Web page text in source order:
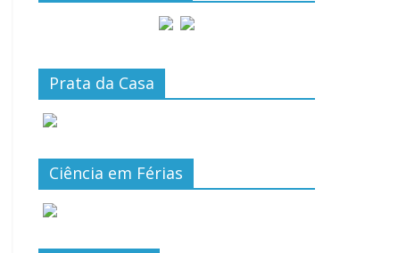
Prata da Casa
Ciência em Férias